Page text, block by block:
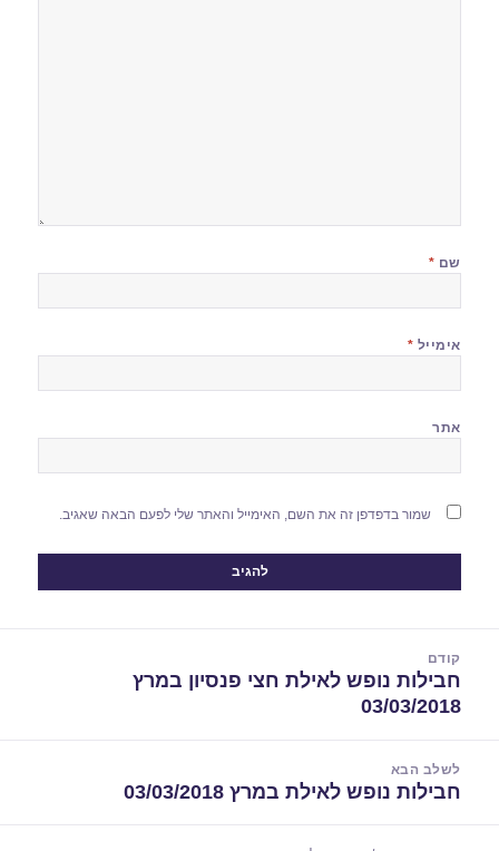
שם *
אימייל *
אתר
שמור בדפדפן זה את השם, האימייל והאתר שלי לפעם הבאה שאגיב.
קודם
הפוסט
הקודם:
חבילות נופש לאילת חצי פנסיון במרץ
03/03/2018
לשלב הבא
הפוסט
חבילות נופש לאילת במרץ 03/03/2018